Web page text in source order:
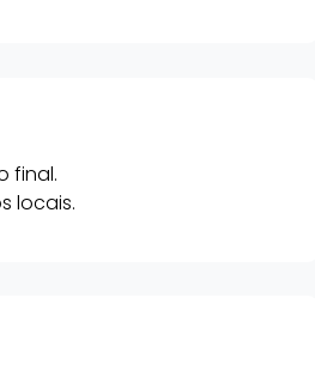
final.
locais.